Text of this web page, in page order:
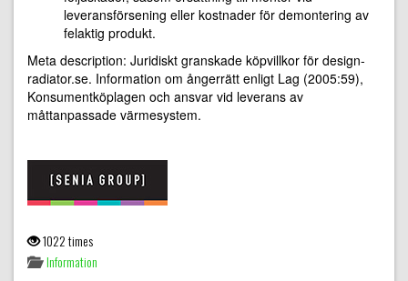
leveransförsening eller kostnader för demontering av
felaktig produkt.
Meta description: Juridiskt granskade köpvillkor för design-
radiator.se. Information om ångerrätt enligt Lag (2005:59),
Konsumentköplagen och ansvar vid leverans av
måttanpassade värmesystem.
1022 times
Information